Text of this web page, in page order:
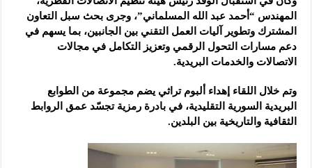
المهندس “أحمد عبد الله المسلماني”، وجرى بحث سبل التعاون
المشترك وتطوير آليات العمل التقني بين الجانبين، بما يسهم في
دعم مسارات التحول الرقمي وتعزيز التكامل في مجالات
الاتصالات والخدمات البريدية.
وتم خلال اللقاء إهداء ألبوم تراثي يضم مجموعة من الطوابع
البريدية السورية التقليدية، في بادرة رمزية تجسّد عمق الروابط
الثقافية والتاريخية بين البلدين.